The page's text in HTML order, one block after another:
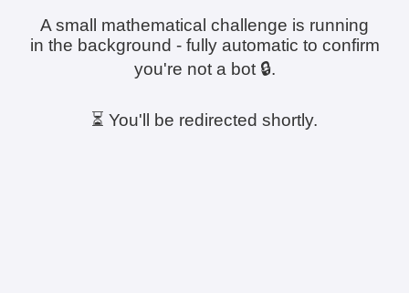
A small mathematical challenge is running
in the background - fully automatic to confirm
you're not a bot 🔒.
⏳ You'll be redirected shortly.